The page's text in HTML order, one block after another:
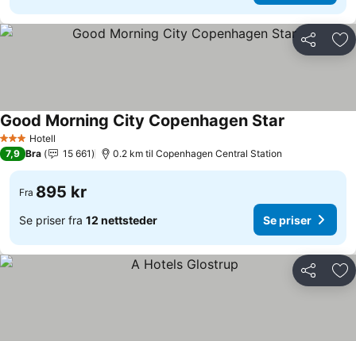
Del
3 StjernerHotell
Good Morning City Copenhagen Star
7,9 Bra 15 661 0.2 km til Copenhagen Central Station
Fra 895 kr
Se priser fra 12 nettsteder Se priser
Del